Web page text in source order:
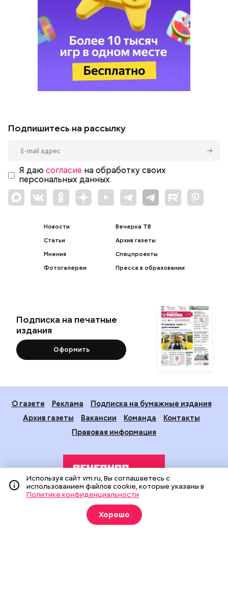
Подпишитесь на рассылку
Я даю согласие на обработку своих
персональных данных.
Новости
Статьи
Мнения
Фотогалереи
Вечерка ТВ
Архив газеты
Спецпроекты
Пресса в образовании
Подписка на печатные
издания
Оформить
О газете Реклама
Подписка на бумажные издания
Архив газеты
Вакансии Команда
Контакты
Правовая информация
Издание создано при финансовой поддержке Департамента
средств массовой информации и рекламы города Москвы.
На сайте применяются рекомендательные технологии
Используя сайт vm.ru, Вы соглашаетесь с
использованием файлов cookie, которые указаны в
Политике конфиденциальности
Хорошо